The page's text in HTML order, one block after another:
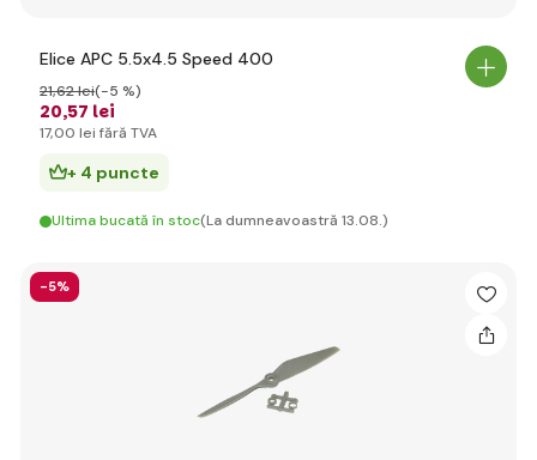
Elice APC 5.5x4.5 Speed 400
20,57 lei
21,62 lei(-5 %)
17,00 lei fără TVA
+ 4 puncte
Ultima bucată în stoc(La dumneavoastră 13.08.)
-5%